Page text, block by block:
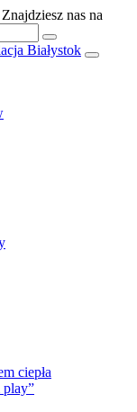
Znajdziesz nas na
ciepła